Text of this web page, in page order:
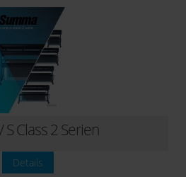
S Class 2 Serien
Details